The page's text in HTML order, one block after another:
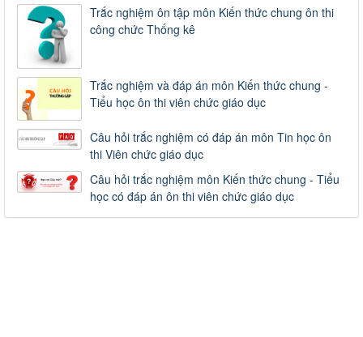
Trắc nghiệm ôn tập môn Kiến thức chung ôn thi
công chức Thống kê
Trắc nghiệm và đáp án môn Kiến thức chung -
Tiểu học ôn thi viên chức giáo dục
Câu hỏi trắc nghiệm có đáp án môn Tin học ôn
thi Viên chức giáo dục
Câu hỏi trắc nghiệm môn Kiến thức chung - Tiểu
học có đáp án ôn thi viên chức giáo dục